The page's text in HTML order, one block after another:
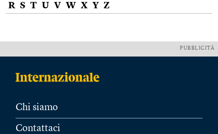
R S T U V W X Y Z
PUBBLICITÀ
Chi siamo
Contattaci